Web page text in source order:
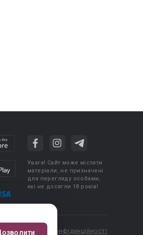
Увага! Сайт може містити
матеріали, не призначені
для перегляду особами,
які не досягли 18 років!
Політика конфіденційності